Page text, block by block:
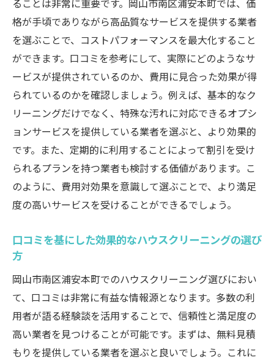
ることは非常に重要です。岡山市南区浦安本町では、価
格が手頃でありながら高品質なサービスを提供する業者
を選ぶことで、コストパフォーマンスを最大化すること
ができます。口コミを参考にして、実際にどのようなサ
ービスが提供されているのか、費用に見合った効果が得
られているのかを確認しましょう。例えば、基本的なク
リーニングだけでなく、特殊な汚れに対応できるオプシ
ョンサービスを提供している業者を選ぶと、より効果的
です。また、定期的に利用することによって割引を受け
られるプランを持つ業者も検討する価値があります。こ
のように、費用対効果を意識して選ぶことで、より満足
度の高いサービスを受けることができるでしょう。
口コミを基にした効果的なハウスクリーニングの選び
方
岡山市南区浦安本町でのハウスクリーニング選びにおい
て、口コミは非常に有益な情報源となります。多数の利
用者が語る経験談を活用することで、信頼性と満足度の
高い業者を見つけることが可能です。まずは、無料見積
もりを提供している業者を選ぶと良いでしょう。これに